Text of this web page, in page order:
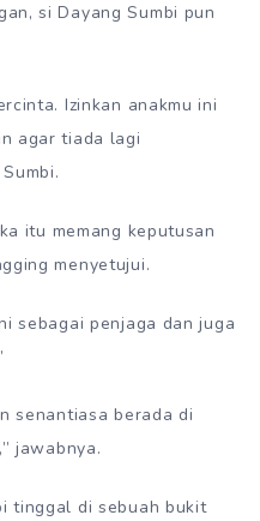
si Dayang Sumbi pun
Izinkan anakmu ini
agar tiada lagi
itu memang keputusan
menyetujui.
sebagai penjaga dan juga
senantiasa berada di
jawabnya.
tinggal di sebuah bukit